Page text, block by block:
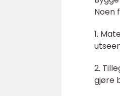
Noen
1.
2.
gjøre